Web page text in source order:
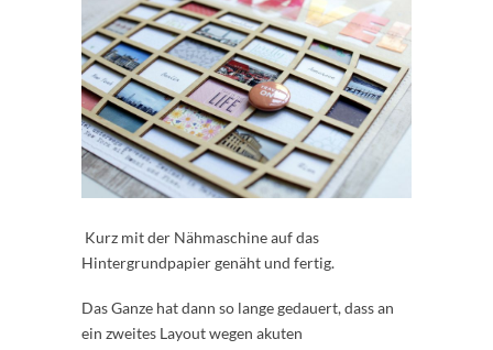
Kurz mit der Nähmaschine auf das
Hintergrundpapier genäht und fertig.
Das Ganze hat dann so lange gedauert, dass an
ein zweites Layout wegen akuten